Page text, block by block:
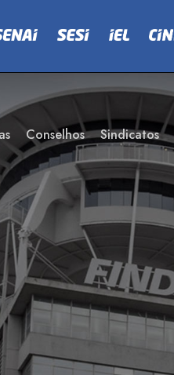
Conselhos Sindicatos